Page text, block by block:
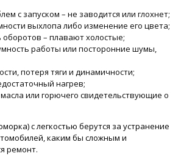
с запуском – не заводится или глохнет;
выхлопа либо изменение его цвета;
оборотов – плавают холостые;
работы или посторонние шумы,
потеря тяги и динамичности;
нагрев;
или горючего свидетельствующие о
с легкостью берутся за устранение
каким бы сложным и
ремонт.